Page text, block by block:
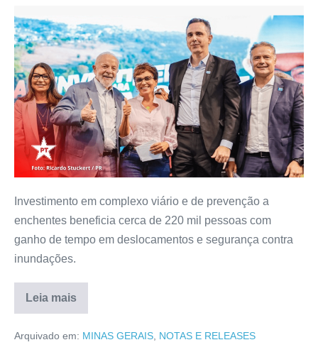
Investimento em complexo viário e de prevenção a
enchentes beneficia cerca de 220 mil pessoas com
ganho de tempo em deslocamentos e segurança contra
inundações.
Leia mais
Arquivado em: MINAS GERAIS, NOTAS E RELEASES